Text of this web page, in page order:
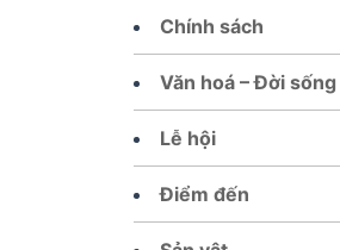
Chính sách
Văn hoá – Đời sống
Lễ hội
Điểm đến